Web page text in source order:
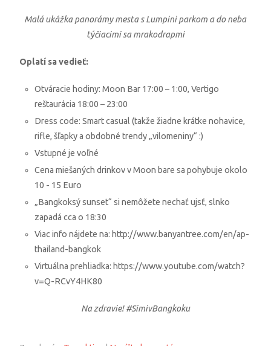
Malá ukážka panorámy mesta s Lumpini parkom a do neba
týčiacimi sa mrakodrapmi
Oplatí sa vedieť:
Otváracie hodiny: Moon Bar 17:00 – 1:00, Vertigo
reštaurácia 18:00 – 23:00
Dress code: Smart casual (takže žiadne krátke nohavice,
rifle, šľapky a obdobné trendy „vilomeniny“ :)
Vstupné je voľné
Cena miešaných drinkov v Moon bare sa pohybuje okolo
10 - 15 Euro
„Bangkoksý sunset“ si nemôžete nechať ujsť, slnko
zapadá cca o 18:30
Viac info nájdete na: http://www.banyantree.com/en/ap-
thailand-bangkok
Virtuálna prehliadka: https://www.youtube.com/watch?
v=Q-RCvY4HK80
Na zdravie! #SimivBangkoku